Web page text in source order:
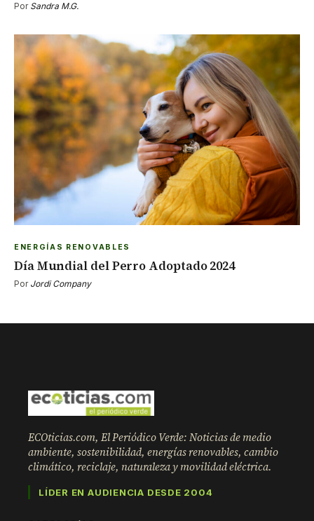
Por Sandra M.G.
ENERGÍAS RENOVABLES
Día Mundial del Perro Adoptado 2024
Por Jordi Company
ECOticias.com, El Periódico Verde: Noticias de medio
ambiente, sostenibilidad, energías renovables, cambio
climático, reciclaje, naturaleza y movilidad eléctrica.
LÍDER EN AUDIENCIA DESDE 2004